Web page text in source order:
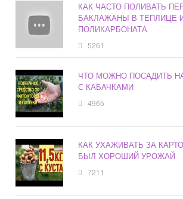
КАК ЧАСТО ПОЛИВАТЬ
БАКЛАЖАНЫ В ТЕПЛИЦЕ
ПОЛИКАРБОНАТА
5261
ЧТО МОЖНО ПОСАДИТЬ
С КАБАЧКАМИ
4965
КАК УХАЖИВАТЬ ЗА
БЫЛ ХОРОШИЙ УРОЖАЙ
7211